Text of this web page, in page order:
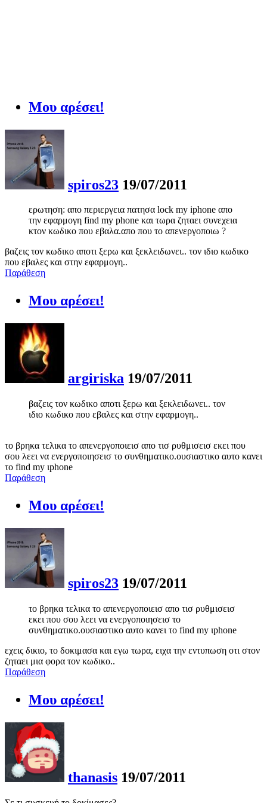
Μου αρέσει!
spiros23 19/07/2011
ερωτηση: απο περιεργεια πατησα lock my iphone απο
την εφαρμογη find my phone και τωρα ζηταει συνεχεια
κτον κωδικο που εβαλα.απο που το απενεργοποιω ?
βαζεις τον κωδικο αποτι ξερω και ξεκλειδωνει.. τον ιδιο κωδικο
που εβαλες και στην εφαρμογη..
Παράθεση
Μου αρέσει!
argiriska 19/07/2011
βαζεις τον κωδικο αποτι ξερω και ξεκλειδωνει.. τον
ιδιο κωδικο που εβαλες και στην εφαρμογη..
το βρηκα τελικα το απενεργοποιεισ απο τισ ρυθμισεισ εκει που
σου λεει να ενεργοποιησεισ το συνθηματικο.ουσιαστικο αυτο κανει
το find my ιphone
Παράθεση
Μου αρέσει!
spiros23 19/07/2011
το βρηκα τελικα το απενεργοποιεισ απο τισ ρυθμισεισ
εκει που σου λεει να ενεργοποιησεισ το
συνθηματικο.ουσιαστικο αυτο κανει το find my ιphone
εχεις δικιο, το δοκιμασα και εγω τωρα, ειχα την εντυπωση οτι στον
ζηταει μια φορα τον κωδικο..
Παράθεση
Μου αρέσει!
thanasis 19/07/2011